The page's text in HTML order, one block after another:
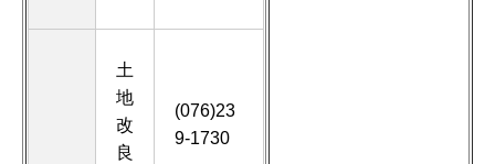
土
地
改
良
(076)23
9-1730